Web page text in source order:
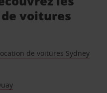
voitures
de voitures Sydney